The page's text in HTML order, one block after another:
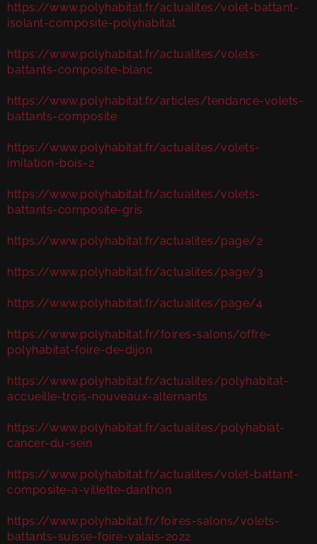
https://www.polyhabitat.fr/actualites/volet-battant-
isolant-composite-polyhabitat
https://www.polyhabitat.fr/actualites/volets-
battants-composite-blanc
https://www.polyhabitat.fr/articles/tendance-volets-
battants-composite
https://www.polyhabitat.fr/actualites/volets-
imitation-bois-2
https://www.polyhabitat.fr/actualites/volets-
battants-composite-gris
https://www.polyhabitat.fr/actualites/page/2
https://www.polyhabitat.fr/actualites/page/3
https://www.polyhabitat.fr/actualites/page/4
https://www.polyhabitat.fr/foires-salons/offre-
polyhabitat-foire-de-dijon
https://www.polyhabitat.fr/actualites/polyhabitat-
accueille-trois-nouveaux-alternants
https://www.polyhabitat.fr/actualites/polyhabiat-
cancer-du-sein
https://www.polyhabitat.fr/actualites/volet-battant-
composite-a-villette-danthon
https://www.polyhabitat.fr/foires-salons/volets-
battants-suisse-foire-valais-2022